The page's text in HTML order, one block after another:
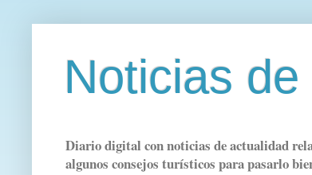
Noticias
Diario digital con noticias de actualidad
algunos consejos turísticos para pasarlo